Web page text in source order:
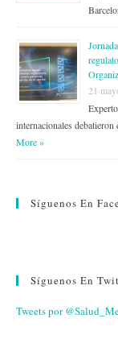
21
internacionales debatieron
More »
Síguenos En
Síguenos En
Tweets por